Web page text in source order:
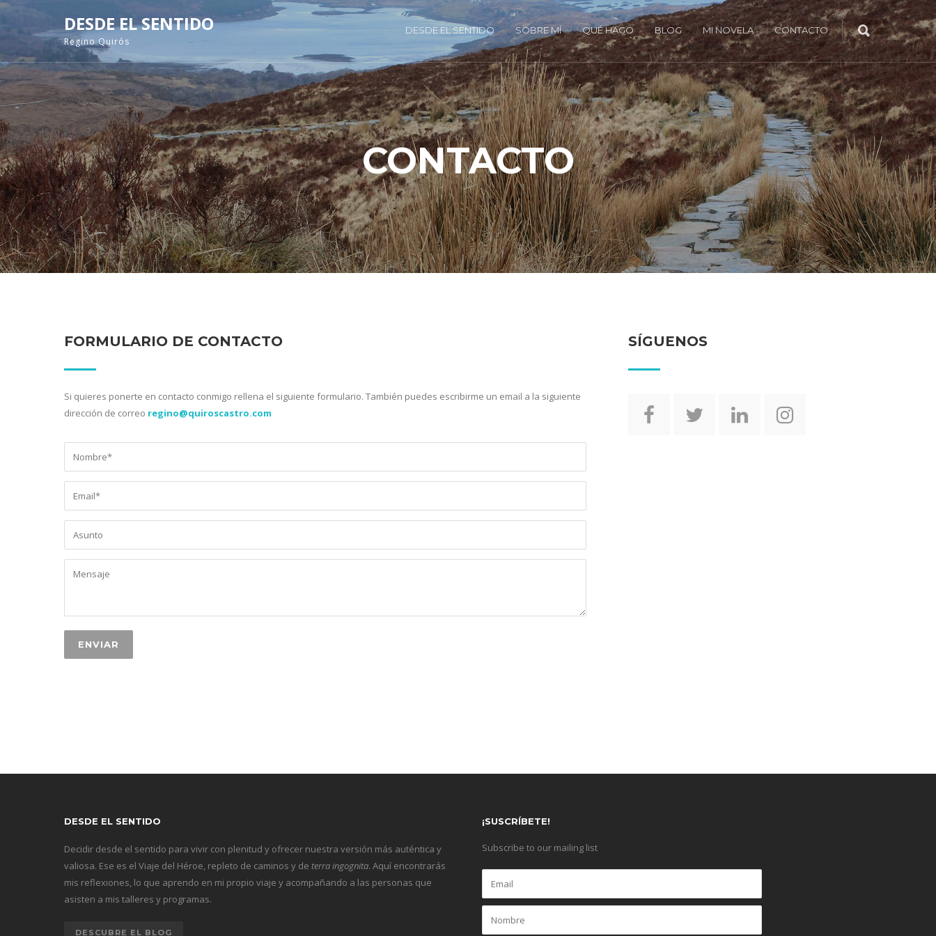
DESDE EL SENTIDO
Regino Quirós
DESDE EL SENTIDO SOBRE MÍ QUÉ HAGO BLOG MI NOVELA CONTACTO
CONTACTO
FORMULARIO DE CONTACTO
Si quieres ponerte en contacto conmigo rellena el siguiente formulario. También puedes escribirme un email a la siguiente
dirección de correo regino@quiroscastro.com
SÍGUENOS
DESDE EL SENTIDO
Decidir desde el sentido para vivir con plenitud y ofrecer nuestra versión más auténtica y
valiosa. Ese es el Viaje del Héroe, repleto de caminos y de terra ingognita. Aquí encontrarás
mis reflexiones, lo que aprendo en mi propio viaje y acompañando a las personas que
asisten a mis talleres y programas.
DESCUBRE EL BLOG
¡SUSCRÍBETE!
Subscribe to our mailing list